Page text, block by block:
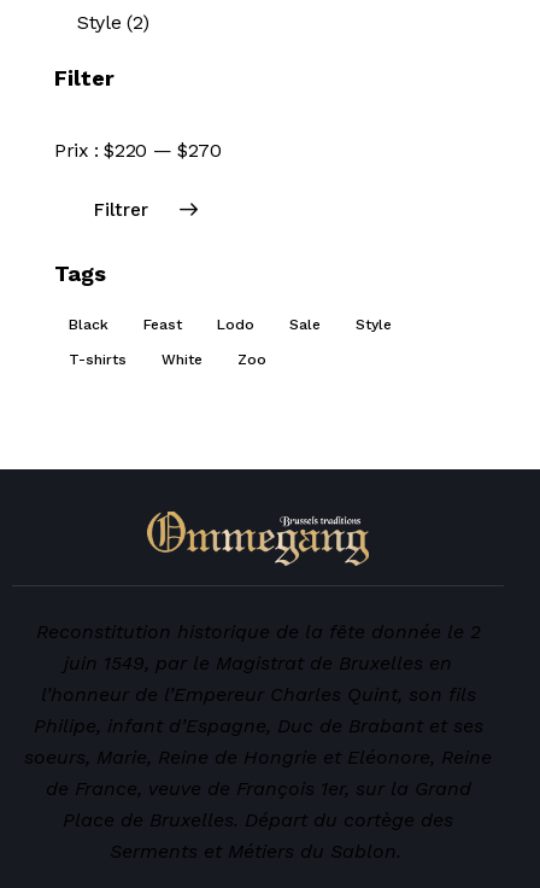
Style (2)
Filter
Filtrer
Prix :$220 — $270
Tags
Black Feast Lodo Sale Style
T-shirts White Zoo
Reconstitution historique de la fête donnée le 2
juin 1549, par le Magistrat de Bruxelles en
l’honneur de l’Empereur Charles Quint, son fils
Philipe, infant d’Espagne, Duc de Brabant et ses
soeurs, Marie, Reine de Hongrie et Eléonore, Reine
de France, veuve de François 1er, sur la Grand
Place de Bruxelles. Départ du cortège des
Serments et Métiers du Sablon.